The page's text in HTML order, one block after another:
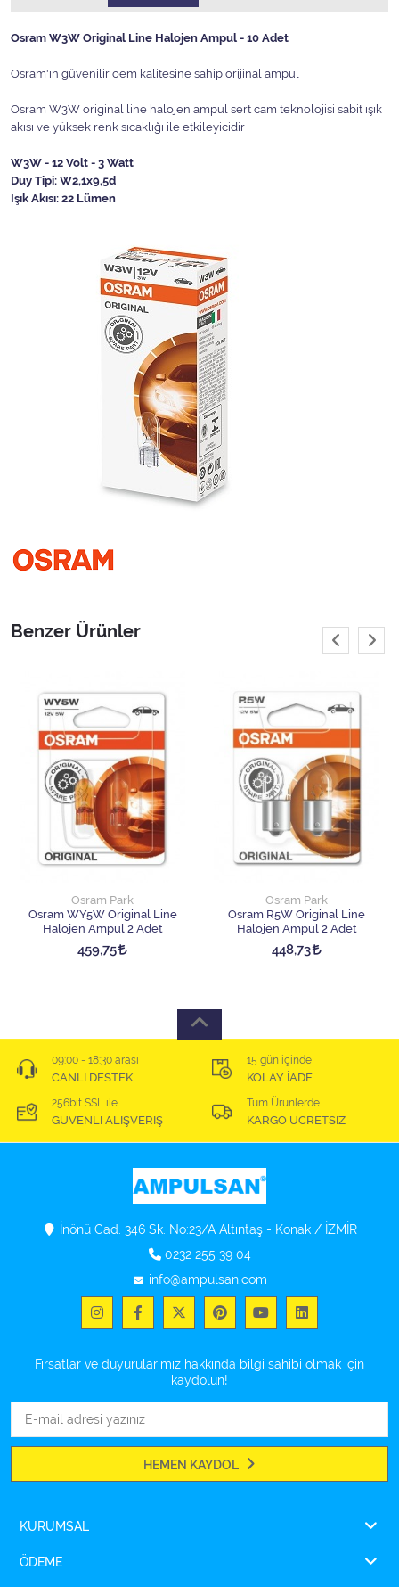
Osram W3W Original Line Halojen Ampul - 10 Adet
Osram'ın güvenilir oem kalitesine sahip orijinal ampul
Osram W3W original line halojen ampul sert cam teknolojisi sabit ışık
akısı ve yüksek renk sıcaklığı ile etkileyicidir
W3W - 12 Volt - 3 Watt
Duy Tipi: W2,1x9,5d
Işık Akısı: 22 Lümen
Benzer Ürünler
Osram Park
Osram WY5W Original Line
Halojen Ampul 2 Adet
459,75
Osram Park
Osram R5W Original Line
Halojen Ampul 2 Adet
448,73
09:00 - 18:30 arası
CANLI DESTEK
15 gün içinde
KOLAY İADE
256bit SSL ile
GÜVENLİ ALIŞVERİŞ
Tüm Ürünlerde
KARGO ÜCRETSİZ
İnönü Cad. 346 Sk. No:23/A Altıntaş - Konak / İZMİR
0232 255 39 04
info@ampulsan.com
Fırsatlar ve duyurularımız hakkında bilgi sahibi olmak için
kaydolun!
HEMEN KAYDOL
KURUMSAL
ÖDEME